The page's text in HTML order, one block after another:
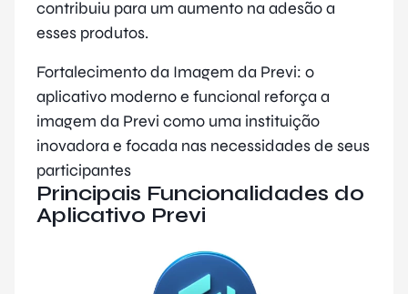
contribuiu para um aumento na adesão a
esses produtos.
Fortalecimento da Imagem da Previ: o
aplicativo moderno e funcional reforça a
imagem da Previ como uma instituição
inovadora e focada nas necessidades de seus
participantes
Principais Funcionalidades do
Aplicativo Previ